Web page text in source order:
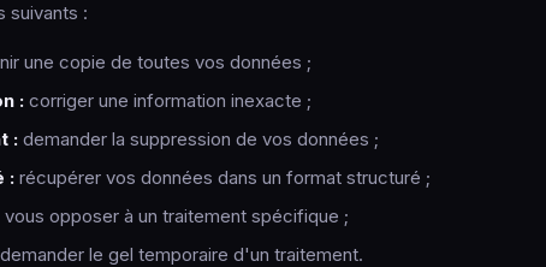
suivants :
une copie de toutes vos données ;
: corriger une information inexacte ;
: demander la suppression de vos données ;
: récupérer vos données dans un format structuré ;
vous opposer à un traitement spécifique ;
le gel temporaire d'un traitement.